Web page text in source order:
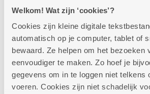
Welkom! Wat zijn ‘cookies’?
Cookies zijn kleine digitale
automatisch op je computer, tablet of
bewaard. Ze helpen om het bezoeken
eenvoudiger te maken. Zo hoef je
gegevens om in te loggen niet telkens
voeren. Cookies zijn niet schadelijk